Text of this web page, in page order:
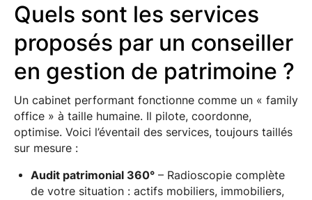
Quels sont les services
proposés par un conseiller
en gestion de patrimoine ?
Un cabinet performant fonctionne comme un « family
office » à taille humaine. Il pilote, coordonne,
optimise. Voici l’éventail des services, toujours taillés
sur mesure :
Audit patrimonial 360°– Radioscopie complète
de votre situation : actifs mobiliers, immobiliers,